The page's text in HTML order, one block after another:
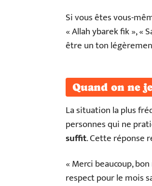
Si vous êtes vous-
« Allah ybarek fik », «
être un ton
Quand on ne
La situation la plus
personnes qui ne
suffit. Cette réponse
« Merci beaucoup,
respect pour le mois